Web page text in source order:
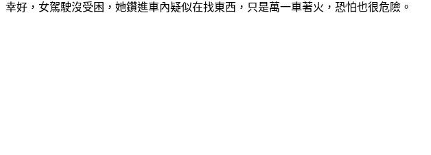
幸好，女駕駛沒受困，她鑽進車內疑似在找東西，只是萬一車著火，恐怕也很危險。